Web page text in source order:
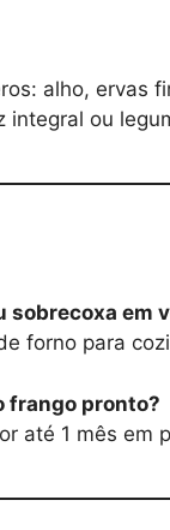
alho, ervas
integral ou
sobrecoxa em
forno para
frango pronto?
até 1 mês em